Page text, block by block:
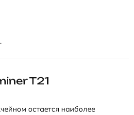
T21
остается наиболее